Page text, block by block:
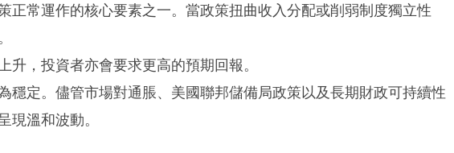
正常運作的核心要素之一。當政策扭曲收入分配或削弱制度獨立性
升，投資者亦會要求更高的預期回報。
穩定。儘管市場對通脹、美國聯邦儲備局政策以及長期財政可持續性
現溫和波動。